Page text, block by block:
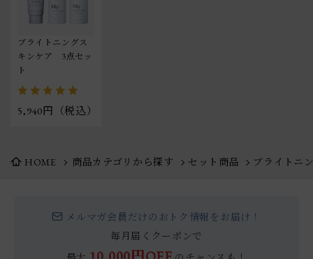
ブライトニングス
キンケア　3点セッ
ト
5,940円（税込）
HOME 商品カテゴリから探す セット商品 ブライトニ
メルマガ会員だけのおトク情報をお届け！
毎月届くクーポンで